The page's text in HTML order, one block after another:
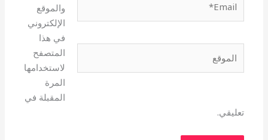
والموقع
الإلكتروني
في هذا
المتصفح
لاستخدامها
المرة
المقبلة في
تعليقي.